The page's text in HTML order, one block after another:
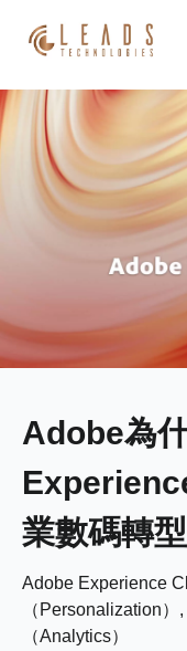
產品
服務
成功案例
部落格
Adobe為
業數碼轉型
Adobe Experience
（Personalization
（Analytics）